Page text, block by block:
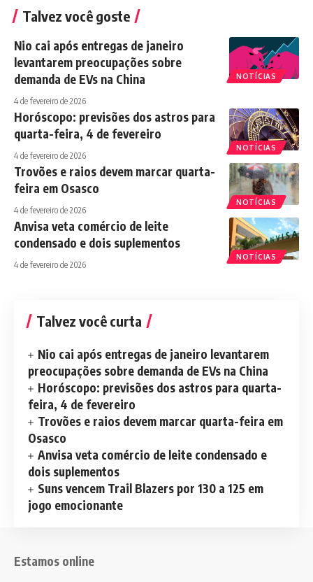
Talvez você goste
NOTÍCIAS
Nio cai após entregas de janeiro
levantarem preocupações sobre
demanda de EVs na China
4 de fevereiro de 2026
NOTÍCIAS
Horóscopo: previsões dos astros para
quarta-feira, 4 de fevereiro
4 de fevereiro de 2026
NOTÍCIAS
Trovões e raios devem marcar quarta-
feira em Osasco
4 de fevereiro de 2026
NOTÍCIAS
Anvisa veta comércio de leite
condensado e dois suplementos
4 de fevereiro de 2026
Talvez você curta
Nio cai após entregas de janeiro levantarem
preocupações sobre demanda de EVs na China
Horóscopo: previsões dos astros para quarta-
feira, 4 de fevereiro
Trovões e raios devem marcar quarta-feira em
Osasco
Anvisa veta comércio de leite condensado e
dois suplementos
Suns vencem Trail Blazers por 130 a 125 em
jogo emocionante
Estamos online